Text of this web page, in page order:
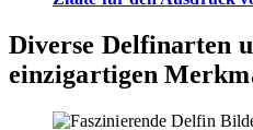
Diverse Delfinarten
einzigartigen